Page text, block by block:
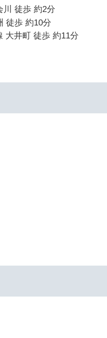
川 徒歩 約2分
徒歩 約10分
大井町 徒歩 約11分